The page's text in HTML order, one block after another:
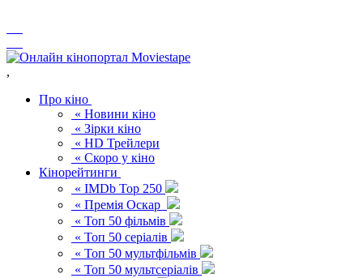
,
Про кіно
« Новини кіно
« Зірки кіно
« HD Трейлери
« Скоро у кіно
Кінорейтинги
« IMDb Top 250
« Премія Оскар
« Топ 50 фільмів
« Топ 50 серіалів
« Топ 50 мультфільмів
« Топ 50 мультсеріалів